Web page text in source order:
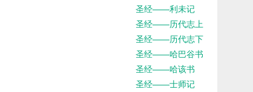
圣经——利未记
圣经——历代志上
圣经——历代志下
圣经——哈巴谷书
圣经——哈该书
圣经——士师记